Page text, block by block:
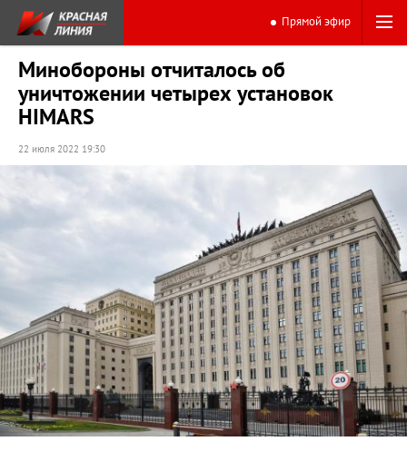
Прямой эфир
Минобороны отчиталось об
уничтожении четырех установок
HIMARS
22 июля 2022 19:30